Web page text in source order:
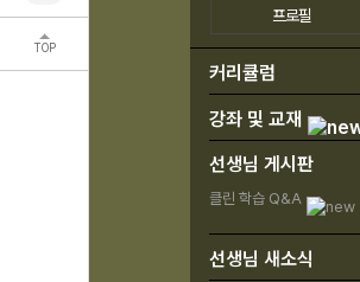
TOP
커리큘럼
강좌 및 교재
선생님 게시판
클린 학습 Q&A
선생님 새소식
프로필